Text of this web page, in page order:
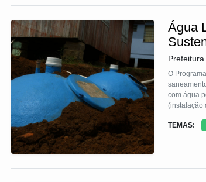
Água
O
com água
(instalação
promoção
TEMAS: